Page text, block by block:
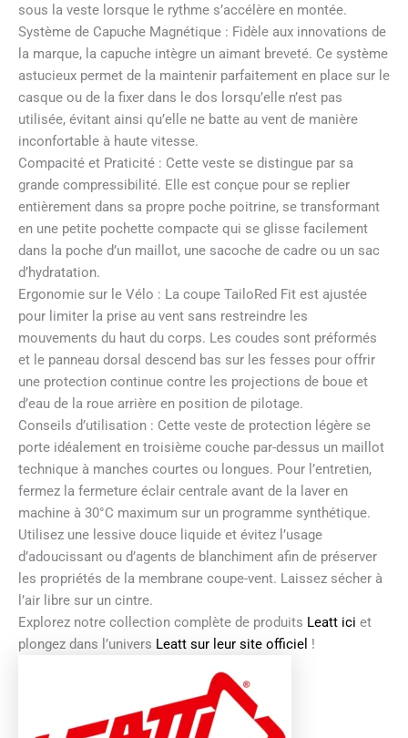
sous la veste lorsque le rythme s’accélère en montée.
Système de Capuche Magnétique : Fidèle aux innovations de
la marque, la capuche intègre un aimant breveté. Ce système
astucieux permet de la maintenir parfaitement en place sur le
casque ou de la fixer dans le dos lorsqu’elle n’est pas
utilisée, évitant ainsi qu’elle ne batte au vent de manière
inconfortable à haute vitesse.
Compacité et Praticité : Cette veste se distingue par sa
grande compressibilité. Elle est conçue pour se replier
entièrement dans sa propre poche poitrine, se transformant
en une petite pochette compacte qui se glisse facilement
dans la poche d’un maillot, une sacoche de cadre ou un sac
d’hydratation.
Ergonomie sur le Vélo : La coupe TailoRed Fit est ajustée
pour limiter la prise au vent sans restreindre les
mouvements du haut du corps. Les coudes sont préformés
et le panneau dorsal descend bas sur les fesses pour offrir
une protection continue contre les projections de boue et
d’eau de la roue arrière en position de pilotage.
Conseils d’utilisation : Cette veste de protection légère se
porte idéalement en troisième couche par-dessus un maillot
technique à manches courtes ou longues. Pour l’entretien,
fermez la fermeture éclair centrale avant de la laver en
machine à 30°C maximum sur un programme synthétique.
Utilisez une lessive douce liquide et évitez l’usage
d’adoucissant ou d’agents de blanchiment afin de préserver
les propriétés de la membrane coupe-vent. Laissez sécher à
l’air libre sur un cintre.
Explorez notre collection complète de produits Leatt ici et
plongez dans l’univers Leatt sur leur site officiel !